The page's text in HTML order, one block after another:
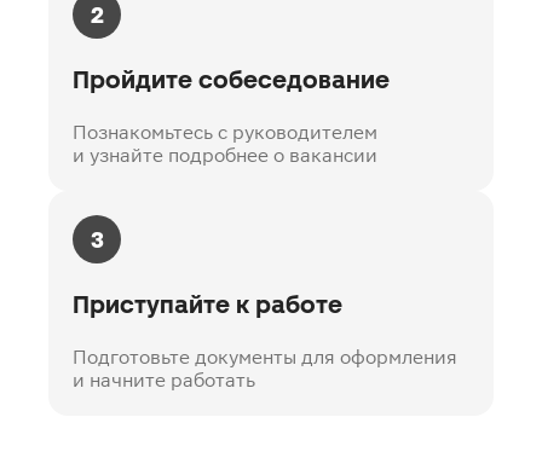
2
Пройдите собеседование
Познакомьтесь с руководителем
и узнайте подробнее о вакансии
3
Приступайте к работе
Подготовьте документы для оформления
и начните работать